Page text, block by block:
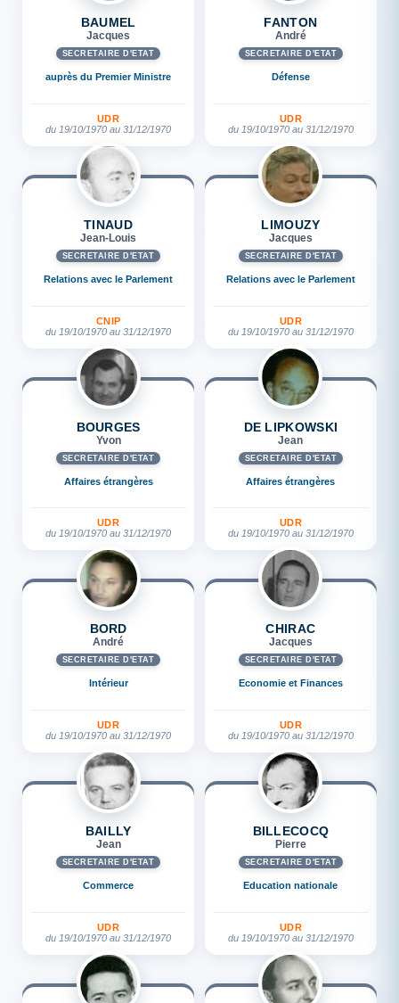
BAUMEL
Jacques
SECRÉTAIRE D'ETAT
auprès du Premier Ministre
UDR
du 19/10/1970 au 31/12/1970
FANTON
André
SECRÉTAIRE D'ETAT
Défense
UDR
du 19/10/1970 au 31/12/1970
TINAUD
Jean-Louis
SECRÉTAIRE D'ETAT
Relations avec le Parlement
CNIP
du 19/10/1970 au 31/12/1970
LIMOUZY
Jacques
SECRÉTAIRE D'ETAT
Relations avec le Parlement
UDR
du 19/10/1970 au 31/12/1970
BOURGES
Yvon
SECRÉTAIRE D'ETAT
Affaires étrangères
UDR
du 19/10/1970 au 31/12/1970
DE LIPKOWSKI
Jean
SECRÉTAIRE D'ETAT
Affaires étrangères
UDR
du 19/10/1970 au 31/12/1970
BORD
André
SECRÉTAIRE D'ETAT
Intérieur
UDR
du 19/10/1970 au 31/12/1970
CHIRAC
Jacques
SECRÉTAIRE D'ETAT
Economie et Finances
UDR
du 19/10/1970 au 31/12/1970
BAILLY
Jean
SECRÉTAIRE D'ETAT
Commerce
UDR
du 19/10/1970 au 31/12/1970
BILLECOCQ
Pierre
SECRÉTAIRE D'ETAT
Education nationale
UDR
du 19/10/1970 au 31/12/1970